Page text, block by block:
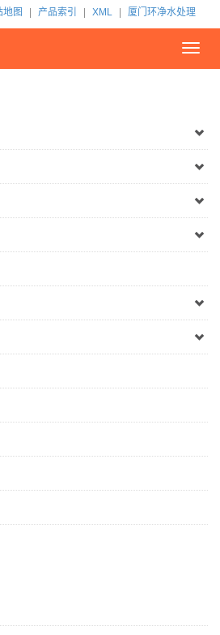
地图 产品索引 XML 厦门环净水处理